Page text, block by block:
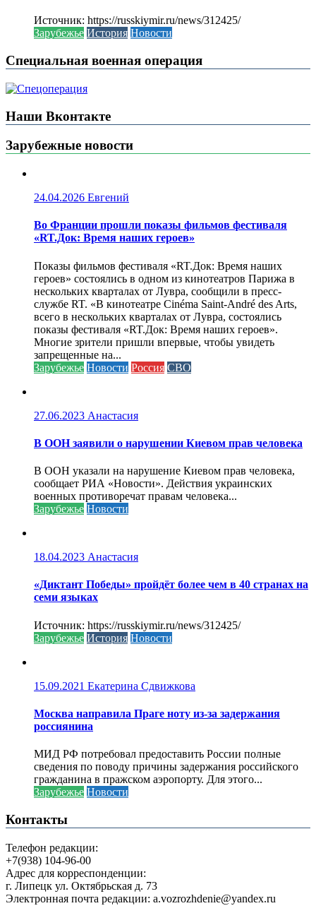
Источник: https://russkiymir.ru/news/312425/
Зарубежье История Новости
Специальная военная операция
Наши Вконтакте
Зарубежные новости
24.04.2026 Евгений
Во Франции прошли показы фильмов фестиваля
«RT.Док: Время наших героев»
Показы фильмов фестиваля «RT.Док: Время наших
героев» состоялись в одном из кинотеатров Парижа в
нескольких кварталах от Лувра, сообщили в пресс-
службе RT. «В кинотеатре Cinéma Saint-André des Arts,
всего в нескольких кварталах от Лувра, состоялись
показы фестиваля «RT.Док: Время наших героев».
Многие зрители пришли впервые, чтобы увидеть
запрещенные на...
Зарубежье Новости Россия СВО
27.06.2023 Анастасия
В ООН заявили о нарушении Киевом прав человека
В ООН указали на нарушение Киевом прав человека,
сообщает РИА «Новости». Действия украинских
военных противоречат правам человека...
Зарубежье Новости
18.04.2023 Анастасия
«Диктант Победы» пройдёт более чем в 40 странах на
семи языках
Источник: https://russkiymir.ru/news/312425/
Зарубежье История Новости
15.09.2021 Екатерина Сдвижкова
Москва направила Праге ноту из-за задержания
россиянина
МИД РФ потребовал предоставить России полные
сведения по поводу причины задержания российского
гражданина в пражском аэропорту. Для этого...
Зарубежье Новости
Контакты
Телефон редакции:
+7(938) 104-96-00
Адрес для корреспонденции:
г. Липецк ул. Октябрьская д. 73
Электронная почта редакции: a.vozrozhdenie@yandex.ru